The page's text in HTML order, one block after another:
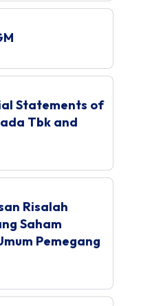
Statements of
Tbk and
Risalah
Saham
Pemegang